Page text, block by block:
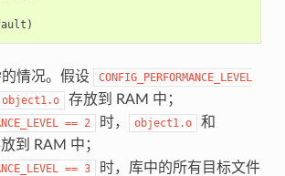
情况。假设
CONFIG_PERFORMANCE_LEVEL
object1.o 存放到 RAM 中；
== 2 时， object1.o 和
到 RAM 中；
== 3
时，库中的所有目标文件